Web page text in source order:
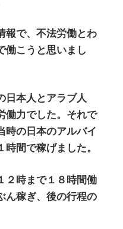
報で、不法労働とわ
働こうと思いまし
日本人とアラブ人
働力でした。それで
時の日本のアルバイ
時間で稼げました。
２時まで１８時間働
ん稼ぎ、後の行程の